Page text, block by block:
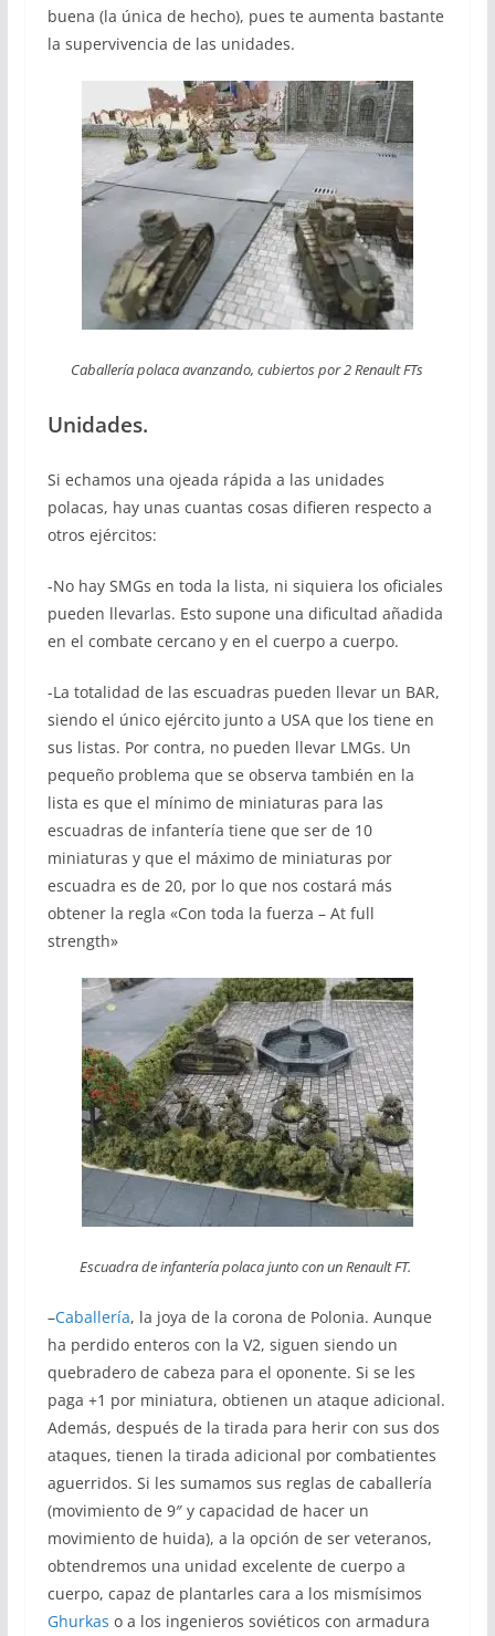
buena (la única de hecho), pues te aumenta bastante
la supervivencia de las unidades.
Caballería polaca avanzando, cubiertos por 2 Renault FTs
Unidades.
Si echamos una ojeada rápida a las unidades
polacas, hay unas cuantas cosas difieren respecto a
otros ejércitos:
-No hay SMGs en toda la lista, ni siquiera los oficiales
pueden llevarlas. Esto supone una dificultad añadida
en el combate cercano y en el cuerpo a cuerpo.
-La totalidad de las escuadras pueden llevar un BAR,
siendo el único ejército junto a USA que los tiene en
sus listas. Por contra, no pueden llevar LMGs. Un
pequeño problema que se observa también en la
lista es que el mínimo de miniaturas para las
escuadras de infantería tiene que ser de 10
miniaturas y que el máximo de miniaturas por
escuadra es de 20, por lo que nos costará más
obtener la regla «Con toda la fuerza – At full
strength»
Escuadra de infantería polaca junto con un Renault FT.
–Caballería, la joya de la corona de Polonia. Aunque
ha perdido enteros con la V2, siguen siendo un
quebradero de cabeza para el oponente. Si se les
paga +1 por miniatura, obtienen un ataque adicional.
Además, después de la tirada para herir con sus dos
ataques, tienen la tirada adicional por combatientes
aguerridos. Si les sumamos sus reglas de caballería
(movimiento de 9″ y capacidad de hacer un
movimiento de huida), a la opción de ser veteranos,
obtendremos una unidad excelente de cuerpo a
cuerpo, capaz de plantarles cara a los mismísimos
Ghurkas o a los ingenieros soviéticos con armadura